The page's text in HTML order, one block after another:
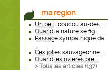
ma region
Un petit coucou au-des ...
Quand la nature se fig ...
Passage sympathique da
...
Ces jolies sauvageonne ...
Quand les rivières pre ...
> Tous les articles (137)